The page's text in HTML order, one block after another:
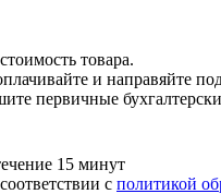
товара.
и направяйте
первичные
15 минут
с политикой